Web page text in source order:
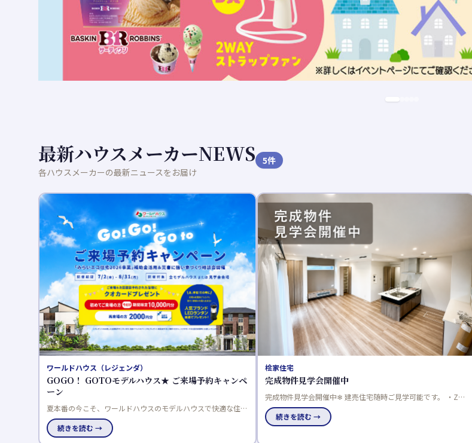
最新ハウスメーカーNEWS
各ハウスメーカーの最新ニュースをお届け
5件
桧家住宅
完成物件見学会開催中
完成物件見学会開催中❄ 建売住宅随時ご見学可能です。 ・Z空
調搭載✨ ・3LDK＋小屋裏収納付き ・オープンキッチン ・ラン
ドリールーム完備 見所満載！トレンドの淡色の内装がお洒落
な物件となっております。
続きを読む →
ワールドハウス（片づけが楽になる家）
ファミリー必見！片づけが楽になる家見学会@神栖市
収納不足や毎日の家事にお悩みのご家族へ。神栖市で「片づけ
が楽になる家見学会」を開催します。「洗う・干す・しまう」
がスムーズな動線や、子育てしやすい住まいの工夫を体感でき
続きを読む →